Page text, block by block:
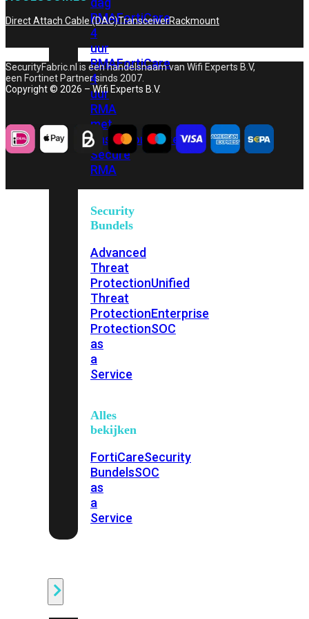
RMAFortiCare
4
uur
RMAFortiCare
4
uur
RMA
met
onsite FortiCare
Secure
RMA
Security
Bundels
Advanced
Threat
ProtectionUnified
Threat
ProtectionEnterprise
ProtectionSOC
as
a
Service
Alles
bekijken
FortiCareSecurity
BundelsSOC
as
a
Service
Direct Attach Cable (DAC)TransceiverRackmount
SecurityFabric.nl is een handelsnaam van Wifi Experts B.V,
een Fortinet Partner sinds 2007.
Copyright © 2026 – Wifi Experts B.V.